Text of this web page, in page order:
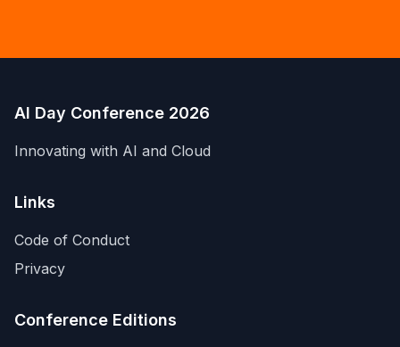
AI Day Conference 2026
Innovating with AI and Cloud
Links
Code of Conduct
Privacy
Conference Editions